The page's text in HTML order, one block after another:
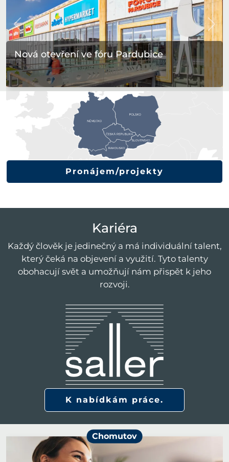
Nová otevření ve fóru Pardubice
zurück Vor
Pronájem/projekty
Kariéra
Každý člověk je jedinečný a má individuální talent,
který čeká na objevení a využití. Tyto talenty
obohacují svět a umožňují nám přispět k jeho
rozvoji.
K nabídkám práce.
Chomutov